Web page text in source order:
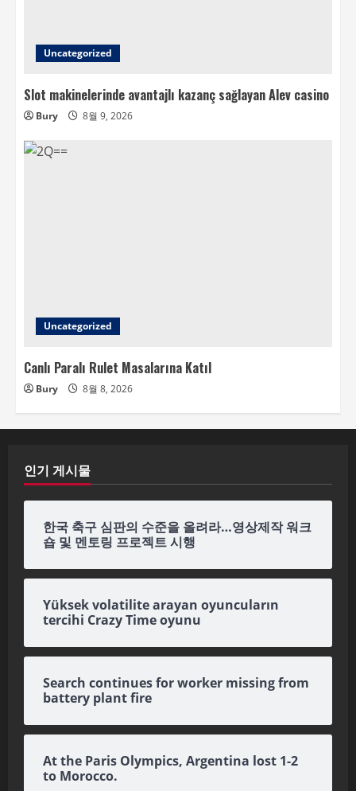
Uncategorized
Slot makinelerinde avantajlı kazanç sağlayan Alev casino
Bury 8월 9, 2026
Uncategorized
Canlı Paralı Rulet Masalarına Katıl
Bury 8월 8, 2026
인기 게시물
한국 축구 심판의 수준을 올려라…영상제작 워크
숍 및 멘토링 프로젝트 시행
Yüksek volatilite arayan oyuncuların
tercihi Crazy Time oyunu
Search continues for worker missing from
battery plant fire
At the Paris Olympics, Argentina lost 1-2
to Morocco.